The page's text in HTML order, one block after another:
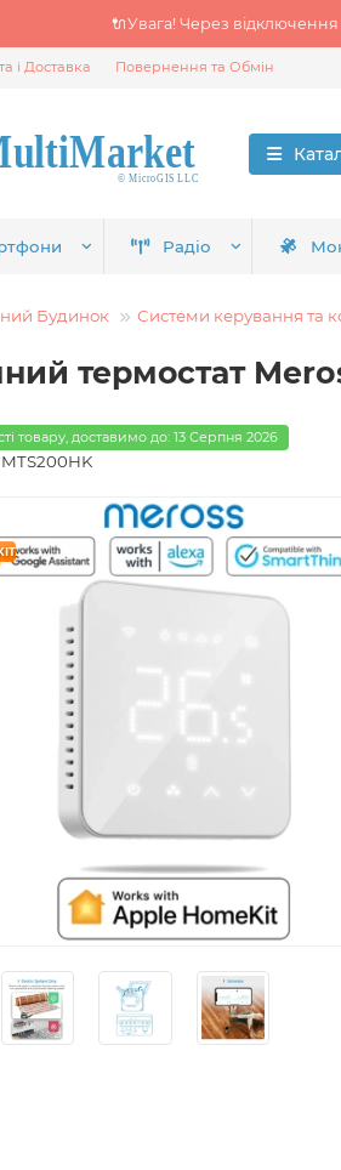
🔌Увага! Через
і Доставка Повернення та Обмін
Радіо
Будинок Системи керування та
термостат
товару, доставимо до: 13 Серпня 2026